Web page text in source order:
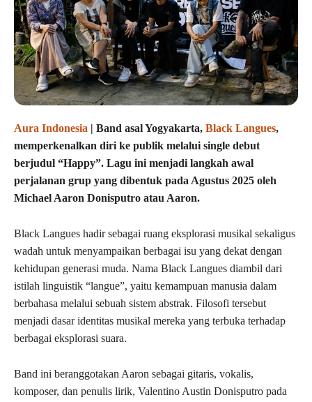
Aura Indonesia | Band asal Yogyakarta, Black Langues,
memperkenalkan diri ke publik melalui single debut
berjudul “Happy”. Lagu ini menjadi langkah awal
perjalanan grup yang dibentuk pada Agustus 2025 oleh
Michael Aaron Donisputro atau Aaron.
Black Langues hadir sebagai ruang eksplorasi musikal sekaligus
wadah untuk menyampaikan berbagai isu yang dekat dengan
kehidupan generasi muda. Nama Black Langues diambil dari
istilah linguistik “langue”, yaitu kemampuan manusia dalam
berbahasa melalui sebuah sistem abstrak. Filosofi tersebut
menjadi dasar identitas musikal mereka yang terbuka terhadap
berbagai eksplorasi suara.
Band ini beranggotakan Aaron sebagai gitaris, vokalis,
komposer, dan penulis lirik, Valentino Austin Donisputro pada